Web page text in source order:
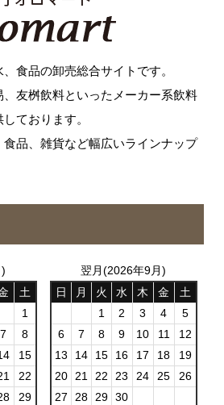
食品の卸売総合サイトです。
友桝飲料といったメーカー系飲料
ております。
食品、雑貨など幅広いラインナップ
土
1
7
8
15
22
29
翌月(2026年9月)
日
月 火 水 木 金
土
1
2 3 4
5
6
7 8 9 10 11
12
13
14 15 16 17 18
19
20 21 22 23 24 25
26
27
28 29 30